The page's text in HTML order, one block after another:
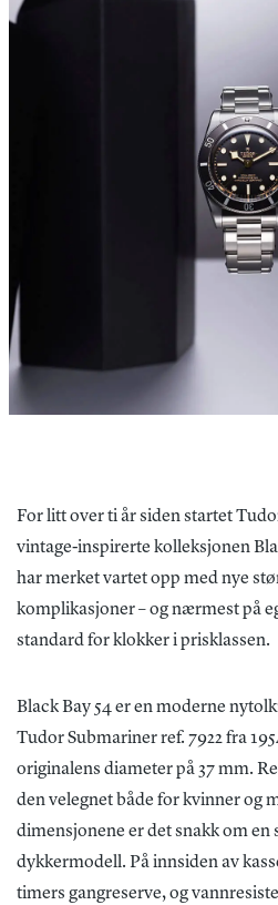
For litt over ti år siden startet
vintage-inspirerte kolleksjonen
har merket vartet opp med nye
komplikasjoner – og nærmest på
standard for klokker i prisklassen.
Black Bay 54 er en moderne
Tudor Submariner ref. 7922 fra
originalens diameter på 37 mm.
den velegnet både for kvinner og
dimensjonene er det snakk om en
dykkermodell. På innsiden av
timers gangreserve, og